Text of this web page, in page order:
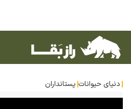
دنیای حیوانات پستانداران